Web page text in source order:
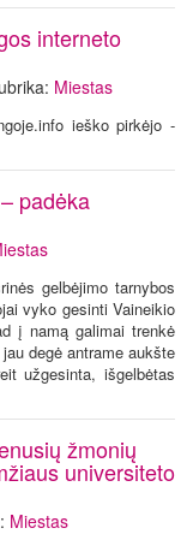
interneto
Miestas
ieško pirkėjo -
padėka
gelbėjimo tarnybos
vyko gesinti Vaineikio
į namą galimai trenkė
degė antrame aukšte
užgesinta, išgelbėtas
žmonių
universiteto
Miestas